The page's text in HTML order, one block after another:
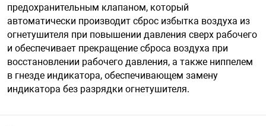
предохранительным клапаном, который
автоматически производит сброс избытка воздуха из
огнетушителя при повышении давления сверх рабочего
и обеспечивает прекращение сброса воздуха при
восстановлении рабочего давления, а также ниппелем
в гнезде индикатора, обеспечивающем замену
индикатора без разрядки огнетушителя.